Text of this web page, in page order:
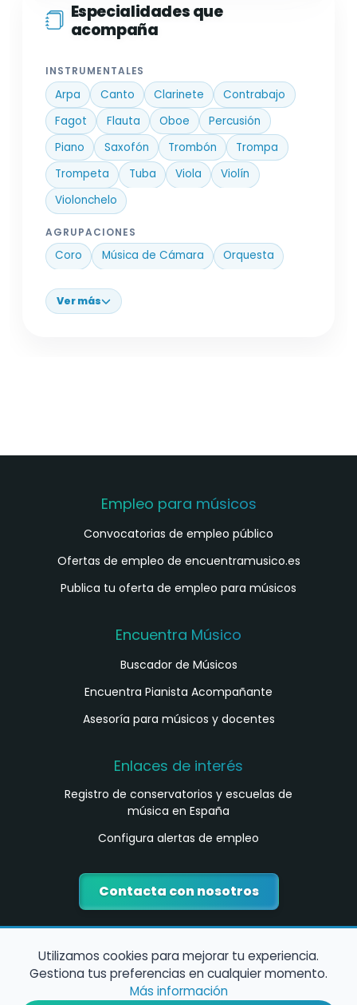
Especialidades que
acompaña
INSTRUMENTALES
Arpa Canto Clarinete
Contrabajo
Fagot
Flauta Oboe
Percusión
Piano
Saxofón Trombón
Trompa
Trompeta
Tuba Viola
Violín
Violonchelo
AGRUPACIONES
Coro Música de Cámara Orquesta
Ver más
Empleo para músicos
Convocatorias de empleo público
Ofertas de empleo de encuentramusico.es
Publica tu oferta de empleo para músicos
Encuentra Músico
Buscador de Músicos
Encuentra Pianista Acompañante
Asesoría para músicos y docentes
Enlaces de interés
Registro de conservatorios y escuelas de
música en España
Configura alertas de empleo
Contacta con nosotros
Utilizamos cookies para mejorar tu experiencia.
Gestiona tus preferencias en cualquier momento.
Más información